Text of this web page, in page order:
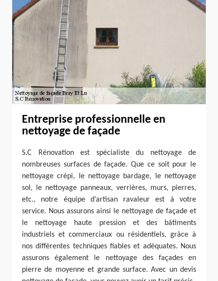
Entreprise professionnelle en
nettoyage de façade
S.C Rénovation est spécialiste du nettoyage de
nombreuses surfaces de façade. Que ce soit pour le
nettoyage crépi, le nettoyage bardage, le nettoyage
sol, le nettoyage panneaux, verrières, murs, pierres,
etc., notre équipe d’artisan ravaleur est à votre
service. Nous assurons ainsi le nettoyage de façade et
le nettoyage haute pression et des bâtiments
industriels et commerciaux ou résidentiels, grâce à
nos différentes techniques fiables et adéquates. Nous
assurons également le nettoyage des façades en
pierre de moyenne et grande surface. Avec un devis